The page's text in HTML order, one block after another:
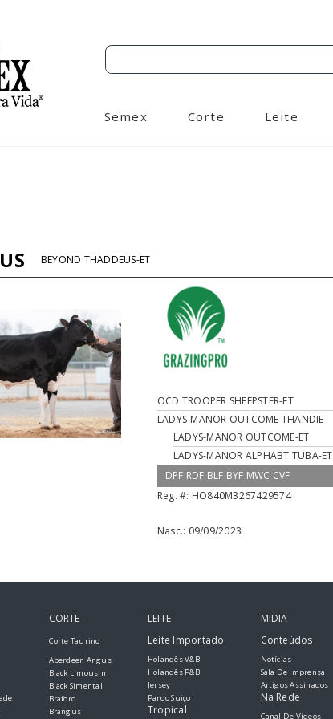
Semex Corte Leite
BEYOND THADDEUS-ET
OCD TROOPER SHEEPSTER-ET
LADYS-MANOR OUTCOME THANDIE
LADYS-MANOR OUTCOME-ET
LADYS-MANOR ALPHABT TUBA-ET
DPF RDF BLF BYF MWC CVF
Reg. #: HO840M3267429574
Nasc.: 09/09/2023
CORTE
Corte Taurino
Aberdeen Angus
Black Limousin
Black Simental
Braford
Brangus
LEITE
Leite Importado
Holandês V&B
Holandês P&B
Jersey
Pardo Suiço
Tropical
MIDIA
Conteúdos
Notícias
Sala De Imprensa
Artigos Assinados
Na Rede
Canal De Vídeos